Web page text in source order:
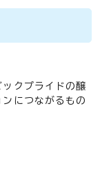
ックプライドの醸
につながるもの